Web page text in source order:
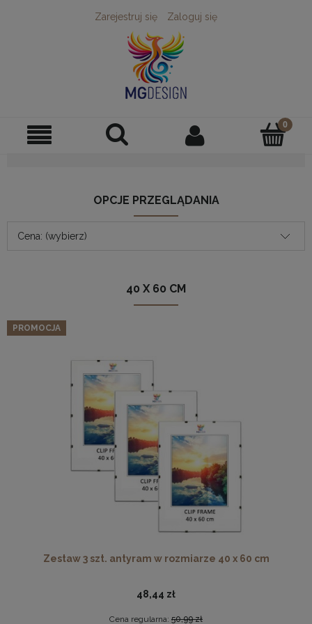
Zarejestruj się Zaloguj się
OPCJE PRZEGLĄDANIA
Cena: (wybierz)
40 X 60 CM
Zestaw 3 szt. antyram w rozmiarze 40 x 60 cm
48,44 zł
Cena regularna: 50,99 zł
PROMOCJA